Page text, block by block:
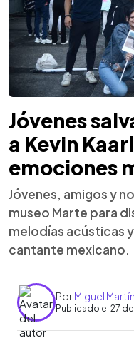
Jóvenes
a Kevin
emociones
Jóvenes, amigos y
museo Marte para
melodías acústicas
cantante mexicano.
PorMiguel
Publicado el 27